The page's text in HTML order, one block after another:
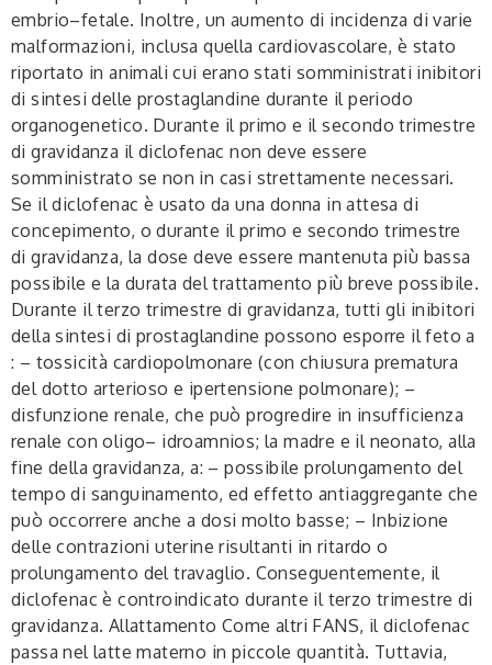
embrio–fetale. Inoltre, un aumento di incidenza di varie
malformazioni, inclusa quella cardiovascolare, è stato
riportato in animali cui erano stati somministrati inibitori
di sintesi delle prostaglandine durante il periodo
organogenetico. Durante il primo e il secondo trimestre
di gravidanza il diclofenac non deve essere
somministrato se non in casi strettamente necessari.
Se il diclofenac è usato da una donna in attesa di
concepimento, o durante il primo e secondo trimestre
di gravidanza, la dose deve essere mantenuta più bassa
possibile e la durata del trattamento più breve possibile.
Durante il terzo trimestre di gravidanza, tutti gli inibitori
della sintesi di prostaglandine possono esporre il feto a
: – tossicità cardiopolmonare (con chiusura prematura
del dotto arterioso e ipertensione polmonare); –
disfunzione renale, che può progredire in insufficienza
renale con oligo– idroamnios; la madre e il neonato, alla
fine della gravidanza, a: – possibile prolungamento del
tempo di sanguinamento, ed effetto antiaggregante che
può occorrere anche a dosi molto basse; – Inbizione
delle contrazioni uterine risultanti in ritardo o
prolungamento del travaglio. Conseguentemente, il
diclofenac è controindicato durante il terzo trimestre di
gravidanza. Allattamento Come altri FANS, il diclofenac
passa nel latte materno in piccole quantità. Tuttavia,